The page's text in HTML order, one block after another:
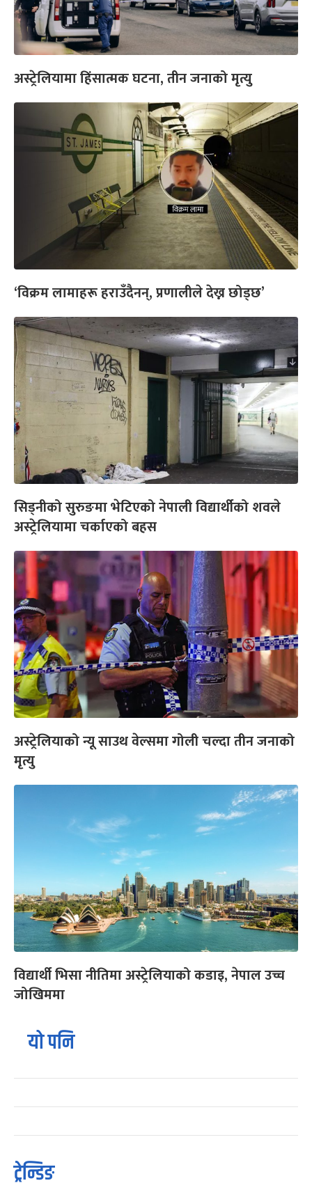
अस्ट्रेलियामा हिंसात्मक घटना, तीन जनाको मृत्यु
‘विक्रम लामाहरू हराउँदैनन्, प्रणालीले देख्न छोड्छ’
सिड्नीको सुरुङमा भेटिएको नेपाली विद्यार्थीको शवले
अस्ट्रेलियामा चर्काएको बहस
अस्ट्रेलियाको न्यू साउथ वेल्समा गोली चल्दा तीन जनाको
मृत्यु
विद्यार्थी भिसा नीतिमा अस्ट्रेलियाको कडाइ, नेपाल उच्च
जोखिममा
यो पनि
ट्रेन्डिङ